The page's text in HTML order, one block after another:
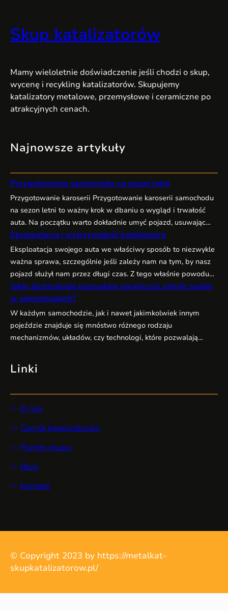
Skup katalizatorów
Mamy wieloletnie doświadczenie jeśli chodzi o skup,
wycenę i recykling katalizatorów. Skupujemy
katalizatory metalowe, przemysłowe i ceramiczne po
atrakcyjnych cenach.
Najnowsze artykuły
Przygotowanie samochodu na sezon letni
Przygotowanie karoserii Przygotowanie karoserii samochodu
na sezon letni to ważny krok w dbaniu o wygląd i trwałość
auta. Na początku warto dokładnie umyć pojazd, usuwając
pozostałości soli, brudu i owadów. Następnie należy
sprawdzić lakier pod kątem uszkodzeń i ewentualnie
uzupełnić drobne rysy czy odpryski. Dobrym rozwiązaniem
jest nałożenie wosku lub powłoki ochronnej, która
zabezpieczy lakier…
Eksploatacja i wytrzymałość katalizatora
Eksploatacja swojego auta we właściwy sposób to niezwykle
ważna sprawa, szczególnie jeśli zależy nam na tym, by nasz
pojazd służył nam przez długi czas. Z tego właśnie powodu
powinniśmy zwracać uwagę na wiele elementów w naszym
samochodzie, które mogą ulegać uszkodzeniom. Jednym z
takich elementów jest katalizator. Jego zadaniem jest
oczyszczanie spalin, które następnie wydobywają…
Jakie technologie pozwalają ograniczyć emisję spalin
w samochodach?
W każdym samochodzie, jak i nawet jakimkolwiek innym
pojeździe znajduje się mnóstwo różnego rodzaju
mechanizmów, układów, czy technologi, które pozwalają
zawierają naprawdę sporo związków chemicznych, które
negatywnie działają nie tylko na środowisko, ale i na ludzkie
Linki
O nas
Cennik katalizatorów
Punkty skupu
Blog
Kontakt
© Copyright 2023 by https://metalkat-
skupkatalizatorow.pl/